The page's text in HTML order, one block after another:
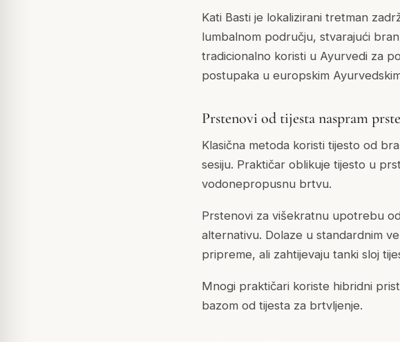
Kati Basti je lokalizirani tretman
lumbalnom području, stvarajući
tradicionalno koristi u Ayurvedi za
postupaka u europskim
Prstenovi od tijesta naspram
Klasična metoda koristi tijesto od
sesiju. Praktičar oblikuje tijesto u
vodonepropusnu brtvu.
Prstenovi za višekratnu upotrebu
alternativu. Dolaze u standardnim
pripreme, ali zahtijevaju tanki sloj
Mnogi praktičari koriste hibridni
bazom od tijesta za brtvljenje.